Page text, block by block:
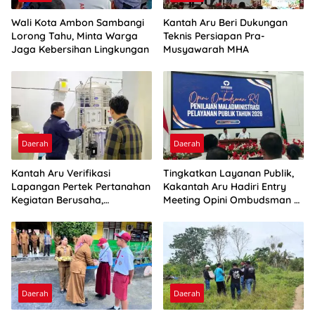
Wali Kota Ambon Sambangi
Lorong Tahu, Minta Warga
Jaga Kebersihan Lingkungan
Kantah Aru Beri Dukungan
Teknis Persiapan Pra-
Musyawarah MHA
Daerah
Kantah Aru Verifikasi
Lapangan Pertek Pertanahan
Kegiatan Berusaha,
Daerah
Tingkatkan Layanan Publik,
Kakantah Aru Hadiri Entry
Meeting Opini Ombudsman RI
Daerah Daerah